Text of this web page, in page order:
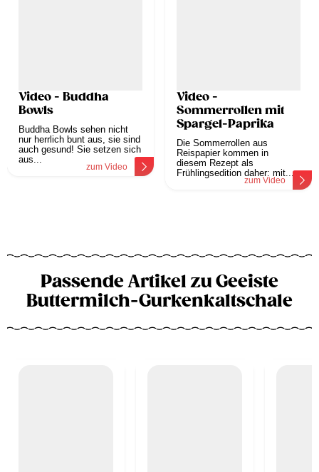
Video - Buddha
Bowls
Buddha Bowls sehen nicht
nur herrlich bunt aus, sie sind
auch gesund! Sie setzen sich
aus...
zum Video
Video -
Sommerrollen mit
Spargel-Paprika
Die Sommerrollen aus
Reispapier kommen in
diesem Rezept als
Frühlingsedition daher: mit...
zum Video
Passende Artikel zu Geeiste
Buttermilch-Gurkenkaltschale